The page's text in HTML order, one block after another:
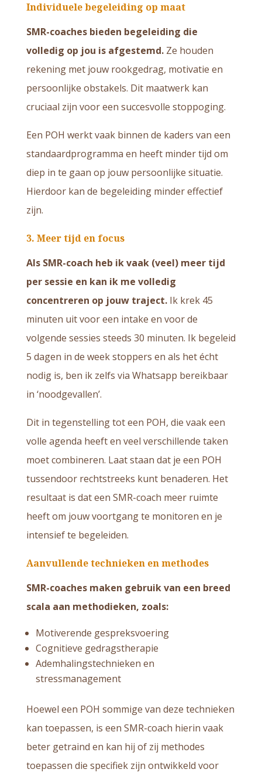
Individuele begeleiding op maat
SMR-coaches bieden begeleiding die
volledig op jou is afgestemd.Ze houden
rekening met jouw rookgedrag, motivatie en
persoonlijke obstakels. Dit maatwerk kan
cruciaal zijn voor een succesvolle stoppoging.
Een POH werkt vaak binnen de kaders van een
standaardprogramma en heeft minder tijd om
diep in te gaan op jouw persoonlijke situatie.
Hierdoor kan de begeleiding minder effectief
zijn.
3. Meer tijd en focus
Als SMR-coach heb ik vaak (veel) meer tijd
per sessie en kan ik me volledig
concentreren op jouw traject.Ik krek 45
minuten uit voor een intake en voor de
volgende sessies steeds 30 minuten. Ik begeleid
5 dagen in de week stoppers en als het écht
nodig is, ben ik zelfs via Whatsapp bereikbaar
in ‘noodgevallen’.
Dit in tegenstelling tot een POH, die vaak een
volle agenda heeft en veel verschillende taken
moet combineren. Laat staan dat je een POH
tussendoor rechtstreeks kunt benaderen. Het
resultaat is dat een SMR-coach meer ruimte
heeft om jouw voortgang te monitoren en je
intensief te begeleiden.
Aanvullende technieken en methodes
SMR-coaches maken gebruik van een breed
scala aan methodieken, zoals:
Motiverende gespreksvoering
Cognitieve gedragstherapie
Ademhalingstechnieken en
stressmanagement
Hoewel een POH sommige van deze technieken
kan toepassen, is een SMR-coach hierin vaak
beter getraind en kan hij of zij methodes
toepassen die specifiek zijn ontwikkeld voor